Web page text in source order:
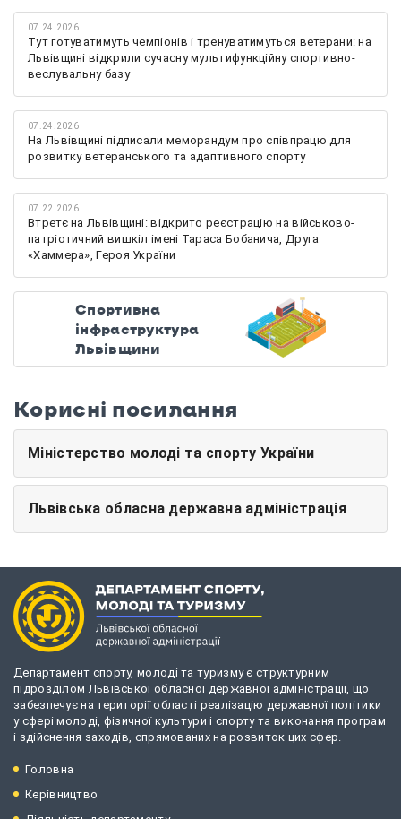
07.24.2026
Тут готуватимуть чемпіонів і тренуватимуться ветерани: на
Львівщині відкрили сучасну мультифункційну спортивно-
веслувальну базу
07.24.2026
На Львівщині підписали меморандум про співпрацю для
розвитку ветеранського та адаптивного спорту
07.22.2026
Втретє на Львівщині: відкрито реєстрацію на військово-
патріотичний вишкіл імені Тараса Бобанича, Друга
«Хаммера», Героя України
Спортивна
інфраструктура
Львівщини
Корисні посилання
Міністерство молоді та спорту України
Львівська обласна державна адміністрація
Департамент спорту, молоді та туризму є структурним
підрозділом Львівської обласної державної адміністрації, що
забезпечує на території області реалізацію державної політики
у сфері молоді, фізичної культури і спорту та виконання програм
і здійснення заходів, спрямованих на розвиток цих сфер.
Головна
Керівництво